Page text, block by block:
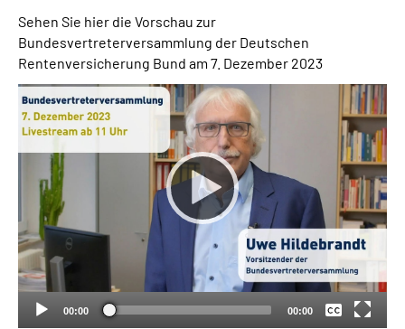
Über uns & Presse
Online-Services
Suche
Language
Inhalte in Gebärdensprache (DGS)
Leichte Sprache
Sehen Sie hier die Vorschau zur
Bundesvertreterversammlung der Deutschen
Rentenversicherung Bund am 7. Dezember 2023
00:00 00:00
Keine
Deutsch